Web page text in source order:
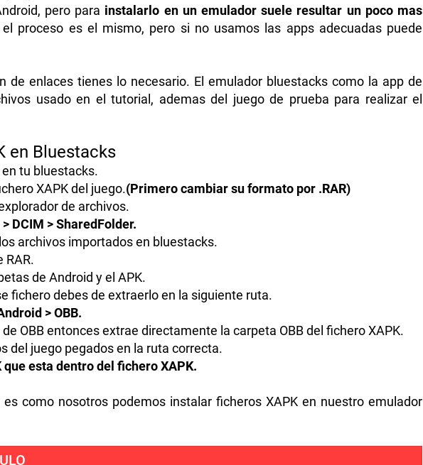
pero para instalarlo en un emulador suele resultar un poco mas
proceso es el mismo, pero si no usamos las apps adecuadas puede
de enlaces tienes lo necesario. El emulador bluestacks como la app de
usado en el tutorial, ademas del juego de prueba para realizar el
en Bluestacks
tu bluestacks.
XAPK del juego.(Primero cambiar su formato por .RAR)
de archivos.
DCIM > SharedFolder.
archivos importados en bluestacks.
RAR.
de Android y el APK.
fichero debes de extraerlo en la siguiente ruta.
> OBB.
OBB entonces extrae directamente la carpeta OBB del fichero XAPK.
del juego pegados en la ruta correcta.
esta dentro del fichero XAPK.
como nosotros podemos instalar ficheros XAPK en nuestro emulador